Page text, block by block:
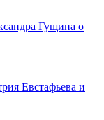
Гущина о
Евстафьева и